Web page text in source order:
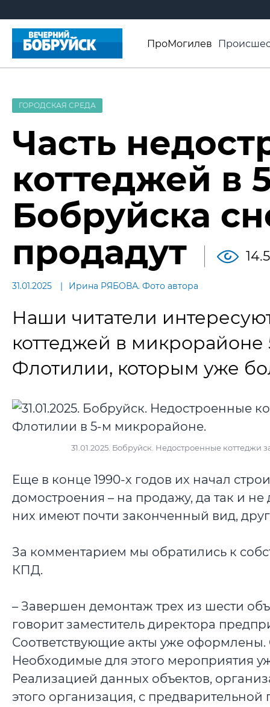
ПроМогилев
Видео ВБ
ГОРОДСКАЯ СРЕДА
Часть
коттеджей в
Бобруйска
продадут
31.01.2025 Ирина РЯБОВА. Фото автора
Наши читатели
коттеджей в
Флотилии, которым уже
31.01.2025. Бобруйск. Недостроенные
Еще в конце 1990-х годов их начал
домостроения – на продажу, да так и
них имеют почти законченный вид,
За комментарием мы обратились к
КПД.
– Завершен демонтаж трех из шести
говорит заместитель директора
Соответствующие акты уже оформлены.
Необходимые для этого мероприятия
Реализацией данных объектов,
этого организация, с